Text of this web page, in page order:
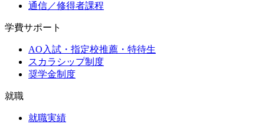
通信／修得者課程
学費サポート
AO入試・指定校推薦・特待生
スカラシップ制度
奨学金制度
就職
就職実績